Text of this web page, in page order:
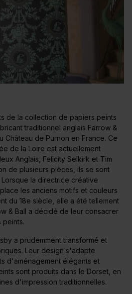
de la collection de papiers peints
traditionnel anglais Farrow &
Château de Purnon en France. Ce
de la Loire est actuellement
Anglais, Felicity Selkirk et Tim
de plusieurs pièces, ils se sont
Lorsque la directrice créative
les anciens motifs et couleurs
du 18e siècle, elle a été tellement
& Ball a décidé de leur consacrer
peints.
a prudemment transformé et
Leur design s'adapte
d'aménagement élégants et
sont produits dans le Dorset, en
d'impression traditionnelles.